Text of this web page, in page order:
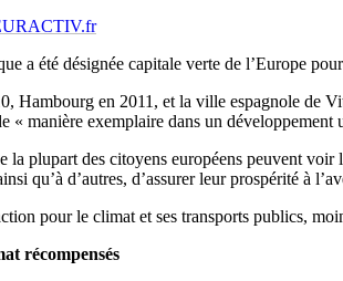
a été désignée capitale verte de l’Europe
Hambourg en 2011, et la ville espagnole de
« manière exemplaire dans un développement
la plupart des citoyens européens peuvent
qu’à d’autres, d’assurer leur prospérité à
pour le climat et ses transports publics,
récompensés